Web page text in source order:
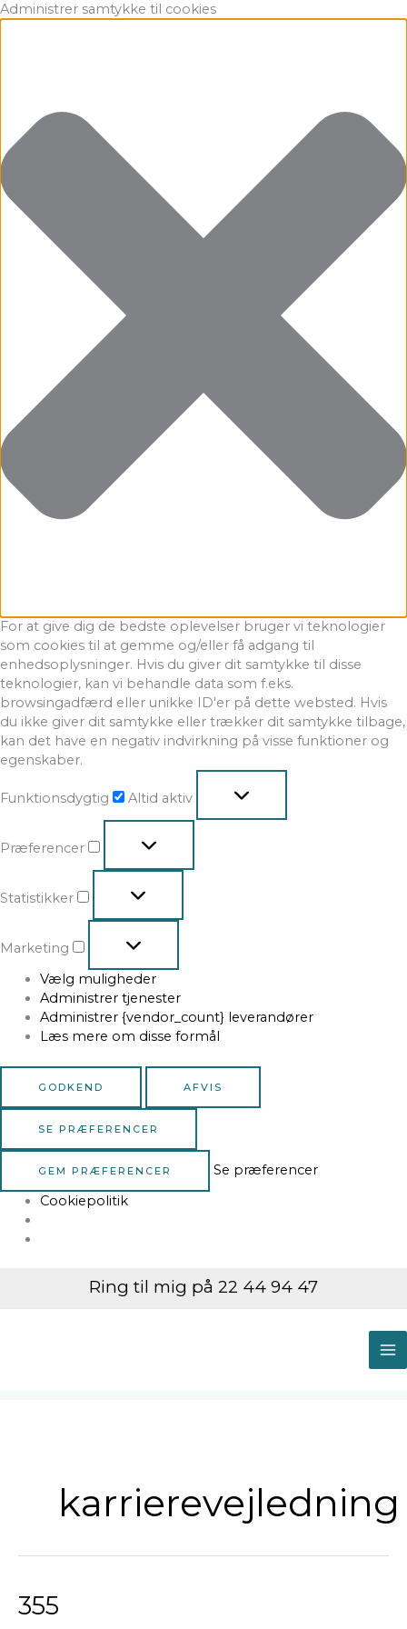
Administrer samtykke til cookies
For at give dig de bedste oplevelser bruger vi teknologier
som cookies til at gemme og/eller få adgang til
enhedsoplysninger. Hvis du giver dit samtykke til disse
teknologier, kan vi behandle data som f.eks.
browsingadfærd eller unikke ID'er på dette websted. Hvis
du ikke giver dit samtykke eller trækker dit samtykke tilbage,
kan det have en negativ indvirkning på visse funktioner og
egenskaber.
Funktionsdygtig
Funktionsdygtig
Altid aktiv
Præferencer
Præferencer
Statistikker
Statistikker
Marketing
Marketing
Vælg muligheder
Administrer tjenester
Administrer {vendor_count} leverandører
Læs mere om disse formål
GODKEND AFVIS
SE PRÆFERENCER
GEM PRÆFERENCER
Se præferencer
Cookiepolitik
Gå
til
Ring til mig på 22 44 94 47
karrierevejledning
355
355